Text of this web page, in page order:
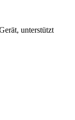
unterstützt